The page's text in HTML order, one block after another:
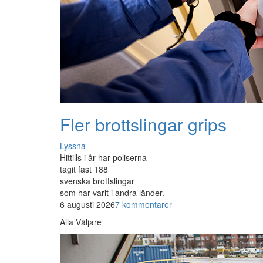
Fler brottslingar grips
Lyssna
Hittills i år har poliserna
tagit fast 188
svenska brottslingar
som har varit i andra länder.
6 augusti 20267 kommentarer
Alla Väljare